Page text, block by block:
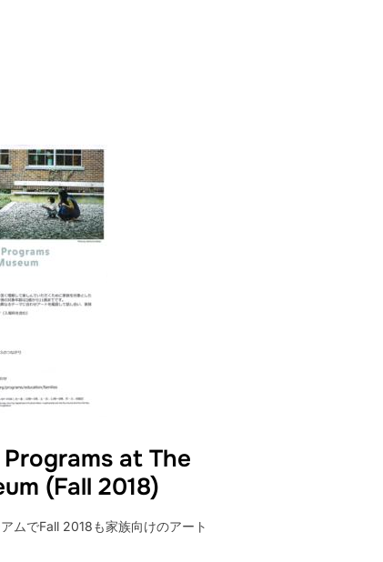
at The
(Fall 2018)
ムでFall 2018も家族向けのアート